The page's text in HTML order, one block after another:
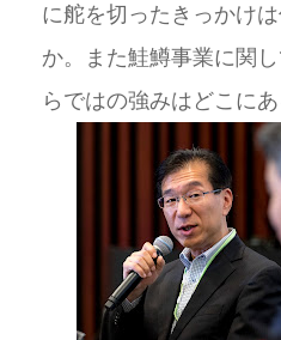
に舵を切ったきっかけ
か。また鮭鱒事業に関
らではの強みはどこにあ